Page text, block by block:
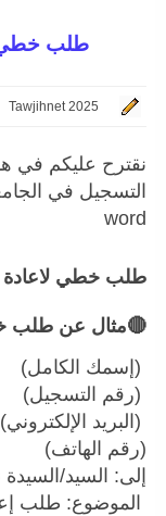
طلب خطي
Tawjihnet 2025
نقترح عليكم في
word
طلب خطي لاعادة
🔴مثال عن طلب
(إسمك الكامل)
(رقم التسجيل)
(البريد الإلكتروني)
(رقم الهاتف)
إلى: السيد/
الموضوع: طلب